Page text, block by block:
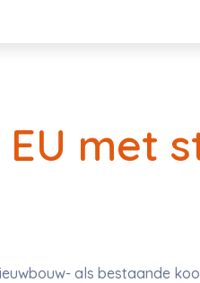
met
als bestaande